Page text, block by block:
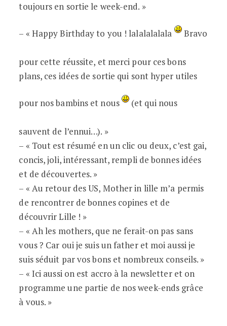
toujours en sortie le week-end. »
– « Happy Birthday to you ! lalalalalala Bravo
pour cette réussite, et merci pour ces bons
plans, ces idées de sortie qui sont hyper utiles
pour nos bambins et nous (et qui nous
sauvent de l’ennui…). »
– « Tout est résumé en un clic ou deux, c’est gai,
concis, joli, intéressant, rempli de bonnes idées
et de découvertes. »
– « Au retour des US, Mother in lille m’a permis
de rencontrer de bonnes copines et de
découvrir Lille ! »
– « Ah les mothers, que ne ferait-on pas sans
vous ? Car oui je suis un father et moi aussi je
suis séduit par vos bons et nombreux conseils. »
– « Ici aussi on est accro à la newsletter et on
programme une partie de nos week-ends grâce
à vous. »